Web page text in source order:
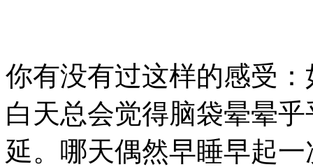
你有没有过这样的感受
白天总会觉得脑袋晕晕
延。哪天偶然早睡早起